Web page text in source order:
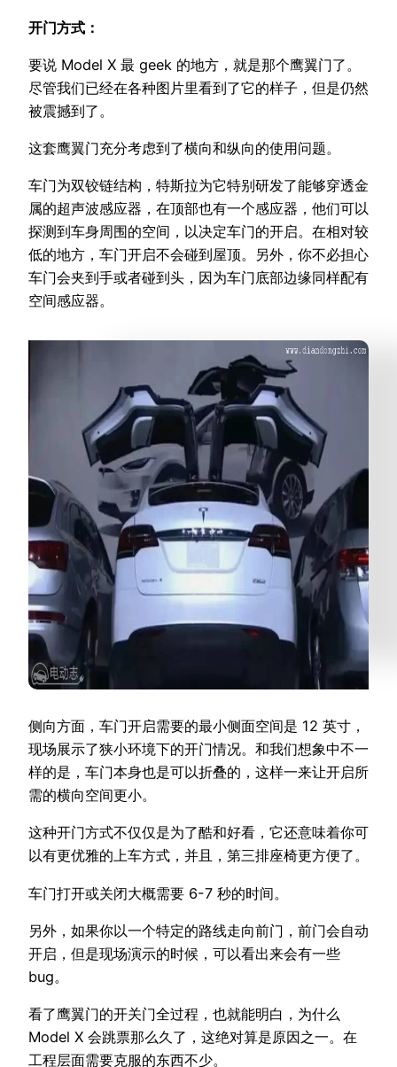
开门方式：
要说 Model X 最 geek 的地方，就是那个鹰翼门了。
尽管我们已经在各种图片里看到了它的样子，但是仍然
被震撼到了。
这套鹰翼门充分考虑到了横向和纵向的使用问题。
车门为双铰链结构，特斯拉为它特别研发了能够穿透金
属的超声波感应器，在顶部也有一个感应器，他们可以
探测到车身周围的空间，以决定车门的开启。在相对较
低的地方，车门开启不会碰到屋顶。另外，你不必担心
车门会夹到手或者碰到头，因为车门底部边缘同样配有
空间感应器。
侧向方面，车门开启需要的最小侧面空间是 12 英寸，
现场展示了狭小环境下的开门情况。和我们想象中不一
样的是，车门本身也是可以折叠的，这样一来让开启所
需的横向空间更小。
这种开门方式不仅仅是为了酷和好看，它还意味着你可
以有更优雅的上车方式，并且，第三排座椅更方便了。
车门打开或关闭大概需要 6-7 秒的时间。
另外，如果你以一个特定的路线走向前门，前门会自动
开启，但是现场演示的时候，可以看出来会有一些
bug。
看了鹰翼门的开关门全过程，也就能明白，为什么
Model X 会跳票那么久了，这绝对算是原因之一。在
工程层面需要克服的东西不少。